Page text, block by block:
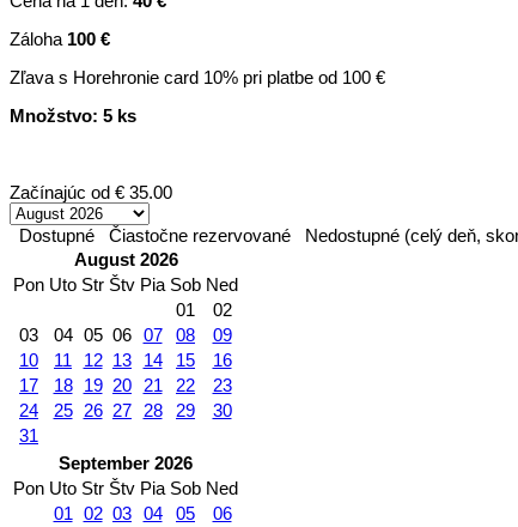
Záloha 100 €
Zľava s Horehronie card 10% pri platbe od 100 €
Množstvo: 5 ks
Začínajúc od € 35.00
Dostupné Čiastočne rezervované
Nedostupné (celý deň,
August 2026
Pon Uto Str Štv Pia Sob Ned
01
02
03
04 05 06 07 08
09
10
11 12 13 14 15
16
17
18 19 20 21 22
23
24
25 26 27 28 29
30
31
September 2026
Pon Uto Str Štv Pia Sob Ned
01 02 03 04 05
06